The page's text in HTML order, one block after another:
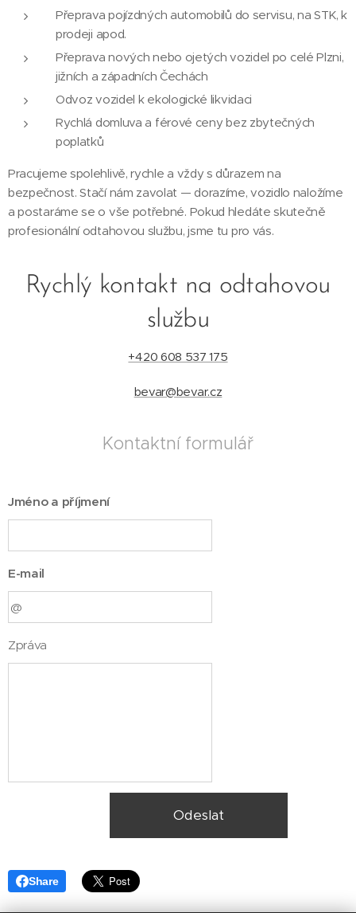
Přeprava pojízdných automobilů do servisu, na STK, k
prodeji apod.
Přeprava nových nebo ojetých vozidel po celé Plzni,
jižních a západních Čechách
Odvoz vozidel k ekologické likvidaci
Rychlá domluva a férové ceny bez zbytečných
poplatků
Pracujeme spolehlivě, rychle a vždy s důrazem na
bezpečnost. Stačí nám zavolat — dorazíme, vozidlo naložíme
a postaráme se o vše potřebné. Pokud hledáte skutečně
profesionální odtahovou službu, jsme tu pro vás.
Rychlý kontakt na odtahovou
službu
+420 608 537 175
bevar@bevar.cz
Kontaktní formulář
Jméno a příjmení
E-mail
Zpráva
Odeslat
Share